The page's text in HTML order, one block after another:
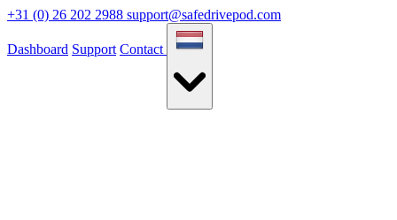
+31 (0) 26 202 2988 support@safedrivepod.com
Dashboard Support Contact